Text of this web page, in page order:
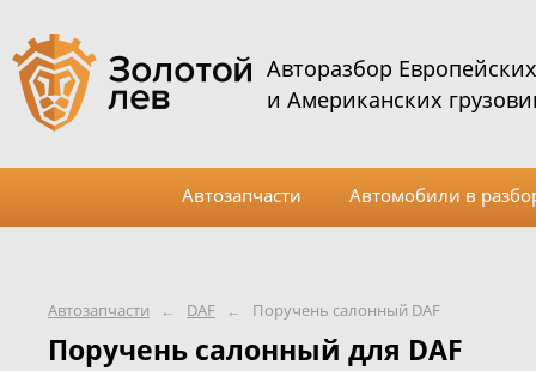
Автозапчасти ← DAF ← Поручень салонный DAF
Поручень салонный для DAF
Авторазбор Европейских
и Американских
Автозапчасти Автомобили в